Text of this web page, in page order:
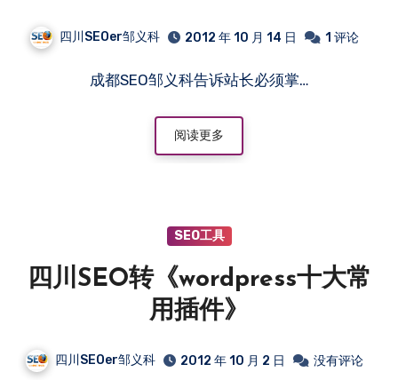
四川SEOer邹义科 2012 年 10 月 14 日 1 评论
成都SEO邹义科告诉站长必须掌…
阅读更多
SEO工具
四川SEO转《wordpress十大常
用插件》
四川SEOer邹义科 2012 年 10 月 2 日 没有评论